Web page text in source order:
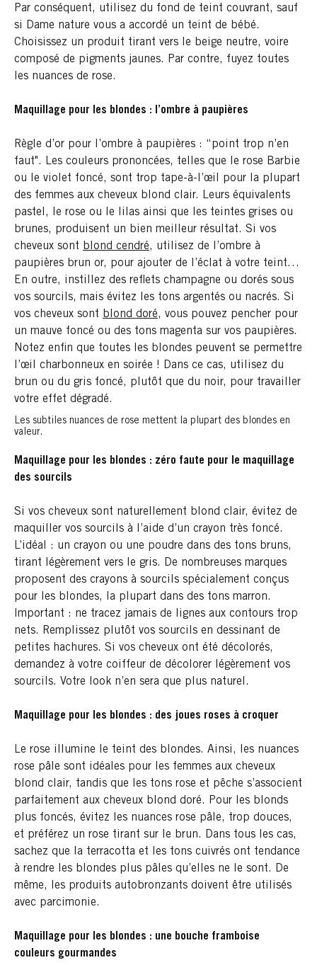
Par conséquent, utilisez du fond de teint couvrant, sauf
si Dame nature vous a accordé un teint de bébé.
Choisissez un produit tirant vers le beige neutre, voire
composé de pigments jaunes. Par contre, fuyez toutes
les nuances de rose.
Maquillage pour les blondes : l’ombre à paupières
Règle d’or pour l’ombre à paupières : “point trop n’en
faut". Les couleurs prononcées, telles que le rose Barbie
ou le violet foncé, sont trop tape-à-l’œil pour la plupart
des femmes aux cheveux blond clair. Leurs équivalents
pastel, le rose ou le lilas ainsi que les teintes grises ou
brunes, produisent un bien meilleur résultat. Si vos
cheveux sont blond cendré, utilisez de l’ombre à
paupières brun or, pour ajouter de l’éclat à votre teint…
En outre, instillez des reflets champagne ou dorés sous
vos sourcils, mais évitez les tons argentés ou nacrés. Si
vos cheveux sont blond doré, vous pouvez pencher pour
un mauve foncé ou des tons magenta sur vos paupières.
Notez enfin que toutes les blondes peuvent se permettre
l’œil charbonneux en soirée ! Dans ce cas, utilisez du
brun ou du gris foncé, plutôt que du noir, pour travailler
votre effet dégradé.
Les subtiles nuances de rose mettent la plupart des blondes en
valeur.
Maquillage pour les blondes : zéro faute pour le maquillage
des sourcils
Si vos cheveux sont naturellement blond clair, évitez de
maquiller vos sourcils à l’aide d’un crayon très foncé.
L’idéal : un crayon ou une poudre dans des tons bruns,
tirant légèrement vers le gris. De nombreuses marques
proposent des crayons à sourcils spécialement conçus
pour les blondes, la plupart dans des tons marron.
Important : ne tracez jamais de lignes aux contours trop
nets. Remplissez plutôt vos sourcils en dessinant de
petites hachures. Si vos cheveux ont été décolorés,
demandez à votre coiffeur de décolorer légèrement vos
sourcils. Votre look n’en sera que plus naturel.
Maquillage pour les blondes : des joues roses à croquer
Le rose illumine le teint des blondes. Ainsi, les nuances
rose pâle sont idéales pour les femmes aux cheveux
blond clair, tandis que les tons rose et pêche s’associent
parfaitement aux cheveux blond doré. Pour les blonds
plus foncés, évitez les nuances rose pâle, trop douces,
et préférez un rose tirant sur le brun. Dans tous les cas,
sachez que la terracotta et les tons cuivrés ont tendance
à rendre les blondes plus pâles qu’elles ne le sont. De
même, les produits autobronzants doivent être utilisés
avec parcimonie.
Maquillage pour les blondes : une bouche framboise
couleurs gourmandes